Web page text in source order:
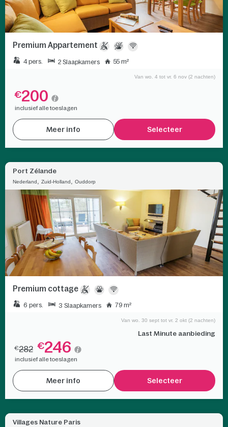
Premium Appartement
4 pers. 2 Slaapkamers 55 m²
Van wo. 4 tot vr. 6 nov (2 nachten)
€200
inclusief alle toeslagen
Meer info Selecteer
Port Zélande
Nederland, Zuid-Holland, Ouddorp
Premium cottage
6 pers. 3 Slaapkamers 79 m²
Last Minute aanbieding
Van wo. 30 sept tot vr. 2 okt (2 nachten)
€282 €246
inclusief alle toeslagen
Meer info Selecteer
Villages Nature Paris